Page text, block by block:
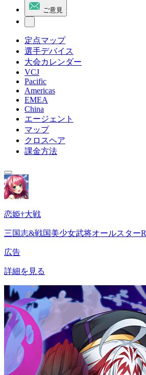
ご意見
定点マップ
選手デバイス
大会カレンダー
VCJ
Pacific
Americas
EMEA
China
エージェント
マップ
クロスヘア
課金方法
恋姫†大戦
三国志&戦国美少女武将オールスター
広告
詳細を見る